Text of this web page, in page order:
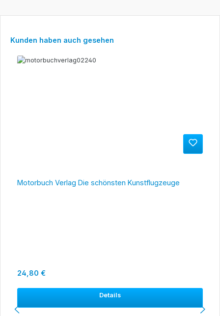
Produktgalerie überspringen
Kunden haben auch gesehen
Motorbuch Verlag Die schönsten Kunstflugzeuge
Regulärer Preis:
24,80 €
Details